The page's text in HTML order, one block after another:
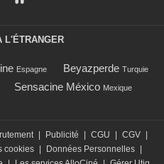
L'ÉTRANGER
Espagne Beyazperde Turquie
Sensacine México Mexique
| Publicité | CGU | CGV |
cookies | Données Personnelles |